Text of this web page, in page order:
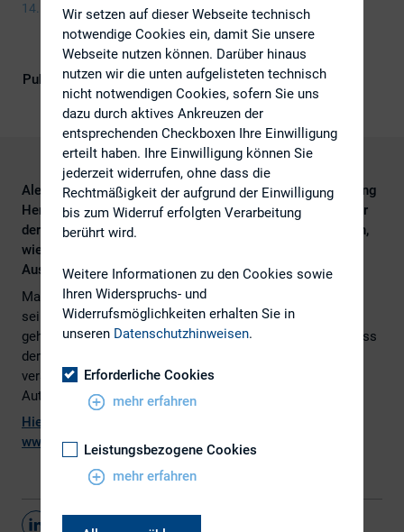
14. März 2016
Publikationsform Externe Publikationen
Alexander Geiser, Frontmann der Kommunikationsberatung
Hering Schuppener, hat enormen Einfluss auf die Anführer
der Deutschland AG. Seine Macht wirkt schier unheimlich,
wie manager magazin in einem Portrait in der Februar-
Ausgabe beschrieb.
Matthias Müller (62), gerade zum VW-Chef berufen, und
seine Presse-Entourage möchten auf Nummer sicher
gehen. Sie wollen den Besten, den Crack der Branche. Dass
der für seine Dienste schon mal 1000 Euro die Stunde
veranschlagt – egal. Die Existenz des zweitgrößten
Autobauers der Welt steht auf dem Spiel.
Hier
www.manager-magazin.de
Teilen
Wir setzen auf dieser Webseite technisch
notwendige Cookies ein, damit Sie unsere
Webseite nutzen können. Darüber hinaus
nutzen wir die unten aufgelisteten technisch
nicht notwendigen Cookies, sofern Sie uns
dazu durch aktives Ankreuzen der
entsprechenden Checkboxen Ihre Einwilligung
erteilt haben. Ihre Einwilligung können Sie
jederzeit widerrufen, ohne dass die
Rechtmäßigkeit der aufgrund der Einwilligung
bis zum Widerruf erfolgten Verarbeitung
berührt wird.
Weitere Informationen zu den Cookies sowie
Ihren Widerspruchs- und
Widerrufsmöglichkeiten erhalten Sie in
unseren Datenschutzhinweisen.
Erforderliche Cookies
mehr erfahren
Leistungsbezogene Cookies
mehr erfahren